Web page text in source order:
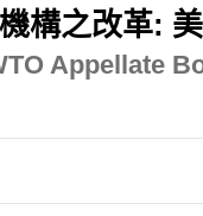
構之改革:
Appellate